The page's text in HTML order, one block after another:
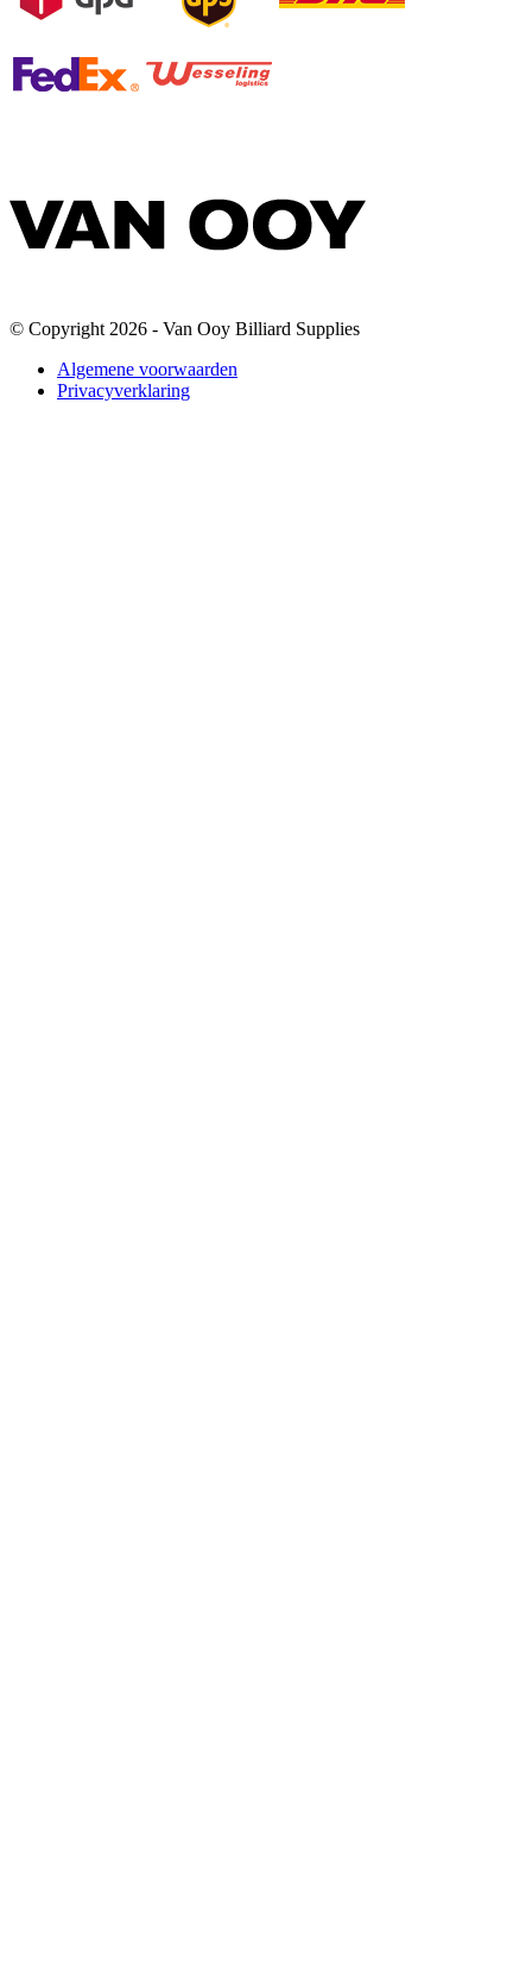
© Copyright 2026 - Van Ooy Billiard Supplies
Algemene voorwaarden
Privacyverklaring